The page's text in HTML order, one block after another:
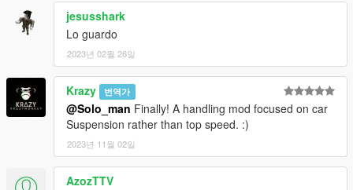
jesusshark
Lo guardo
2023년 02월 26일
Krazy 번역가
@Solo_man Finally! A handling mod focused on car
Suspension rather than top speed. :)
2023년 11월 02일
AzozTTV